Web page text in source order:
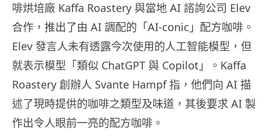
啡烘培廠 Kaffa Roastery 與當地 AI 諮詢公司 Elev
合作，推出了由 AI 調配的「AI-conic」配方咖啡。
Elev 發言人未有透露今次使用的人工智能模型，但
就表示模型「類似 ChatGPT 與 Copilot」。Kaffa
Roastery 創辦人 Svante Hampf 指，他們向 AI 描
述了現時提供的咖啡之類型及味道，其後要求 AI 製
作出令人眼前一亮的配方咖啡。